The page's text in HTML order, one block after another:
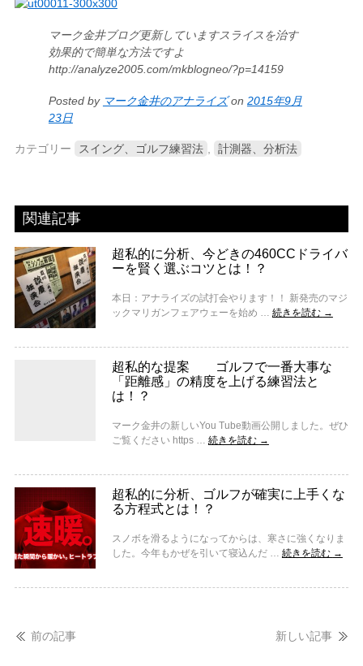
マーク金井ブログ更新していますスライスを治す
効果的で簡単な方法ですよ
http://analyze2005.com/mkblogneo/?p=14159
Posted by マーク金井のアナライズon 2015年9月
23日
カテゴリー スイング、ゴルフ練習法 , 計測器、分析法
関連記事
超私的に分析、今どきの460CCドライバ
ーを賢く選ぶコツとは！？
本日：アナライズの試打会やります！！ 新発売のマジ
ックマリガンフェアウェーを始め … 続きを読む →
超私的な提案 ゴルフで一番大事な
「距離感」の精度を上げる練習法と
は！？
マーク金井の新しいYou Tube動画公開しました。ぜひ
ご覧ください https … 続きを読む →
超私的に分析、ゴルフが確実に上手くな
る方程式とは！？
スノボを滑るようになってからは、寒さに強くなりま
した。今年もかぜを引いて寝込んだ … 続きを読む →
前の記事 新しい記事